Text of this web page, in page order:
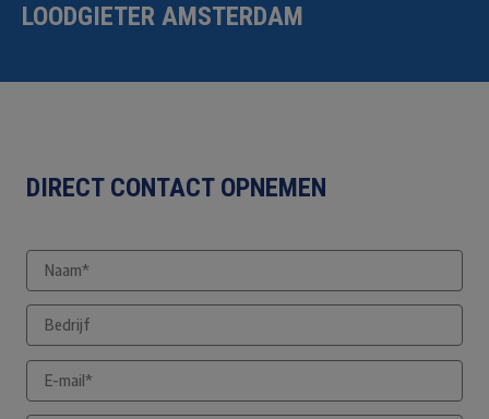
LOODGIETER AMSTERDAM
DIRECT CONTACT OPNEMEN